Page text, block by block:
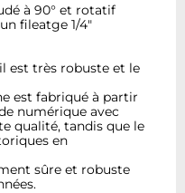
à 90° et rotatif
fileatge 1/4"
est très robuste et le
est fabriqué à partir
numérique avec
qualité, tandis que le
en
sûre et robuste